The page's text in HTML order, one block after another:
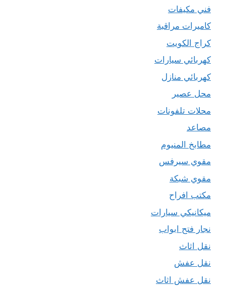
فني مكيفات
كاميرات مراقبة
كراج الكويت
كهربائي سيارات
كهربائي منازل
محل عصير
محلات تلفونات
مصاعد
مطابخ المنيوم
مقوي سيرفس
مقوي شبكة
مكتب افراح
ميكانيكي سيارات
نجار فتح ابواب
نقل اثاث
نقل عفش
نقل عفش اثاث